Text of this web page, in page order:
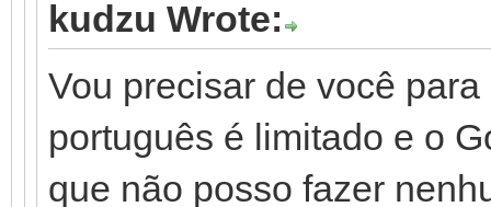
kudzu Wrote:
Vou precisar de você
português é limitado e o
que não posso fazer